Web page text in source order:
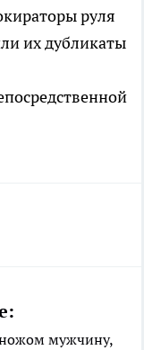
руля
их дубликаты
мужчину,